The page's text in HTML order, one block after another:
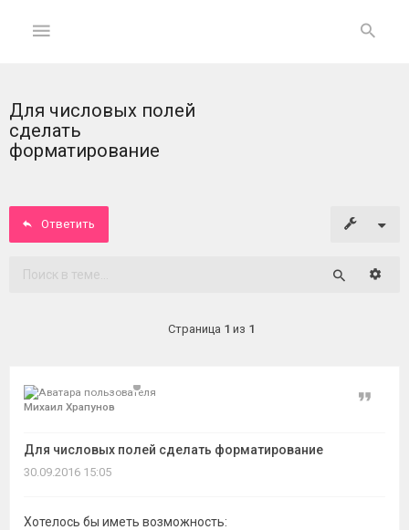
ГЛАВНАЯ
На
Вход
ФОРУМ
Активные
Для числовых полей
сделать
форматирование
Ответить
Страница 1 из 1
Михаил Храпунов
Для числовых полей сделать форматирование
Цитата
30.09.2016 15:05
Хотелось бы иметь возможность: